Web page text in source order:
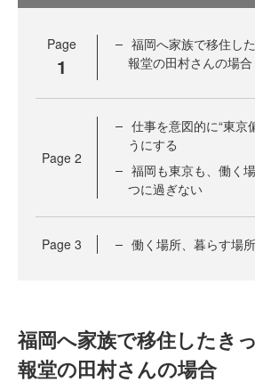
Page
1
福岡へ家族で移住し
報堂の田村さんの場合
Page 2
仕事を意図的に“東京
うにする
福岡も東京も、働く
つに過ぎない
Page 3 働く場所、暮らす場
福岡へ家族で移住したき
報堂の田村さんの場合